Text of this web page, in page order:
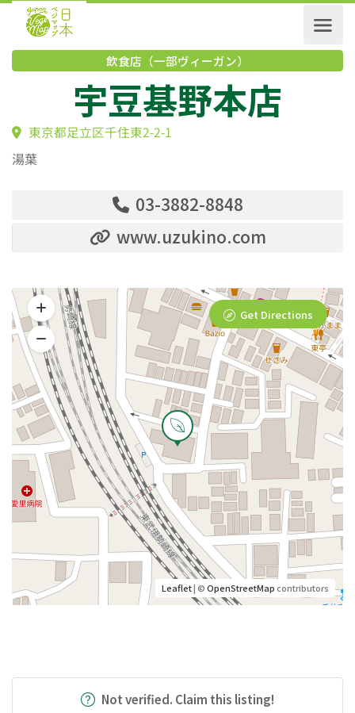
飲食店（一部ヴィーガン）
宇豆基野本店
東京都足立区千住東2-2-1
湯葉
03-3882-8848
www.uzukino.com
Leaflet| ©OpenStreetMapcontributors
Get Directions
Not verified. Claim this listing!